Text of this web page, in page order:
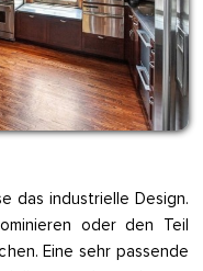
das industrielle Design.
oder den Teil
Eine sehr passende